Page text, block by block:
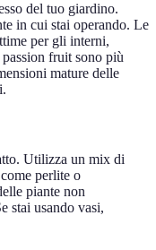
del tuo giardino.
in cui stai operando. Le
per gli interni,
fruit sono più
mature delle
Utilizza un mix di
perlite o
piante non
stai usando vasi,